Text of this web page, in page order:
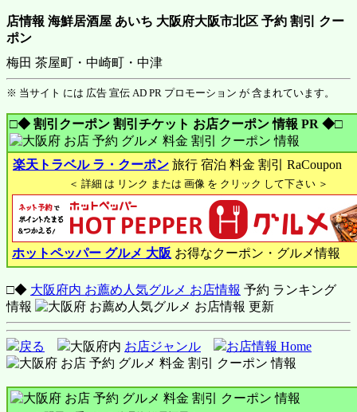
店情報 海鮮居酒屋 あいち 大阪府大阪市北区 予約 割引 クー
ポン
梅田 茶屋町・中崎町・中津
※ 当サイト には 広告 宣伝 AD PR プロモーション が 含まれています。
□◆ 割引クーポン 割引チケット お店クーポン 情報 PR ◆□
楽天トラベル ラ・クーポン 旅行 宿泊 料金 割引 RaCoupon
＜ 詳細 は リンク または 画像 を クリック して下さい ＞
ホットペッパー グルメ 大阪 お得なクーポン・グルメ情報
□◆ 大阪府内 お薦め人気グルメ お店情報 予約 ランキング
情報
戻る 大阪府内 お店ジャンル お店情報 Home